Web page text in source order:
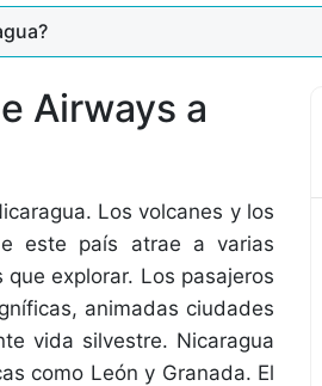
Airways a
Los volcanes y los
este país atrae a varias
explorar. Los pasajeros
animadas ciudades
vida silvestre. Nicaragua
como León y Granada. El